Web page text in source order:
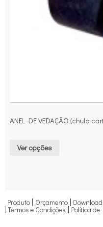
ANEL DE VEDAÇÃO (chula
Ver opções
Produto Orçamento
Termos e Condições Política